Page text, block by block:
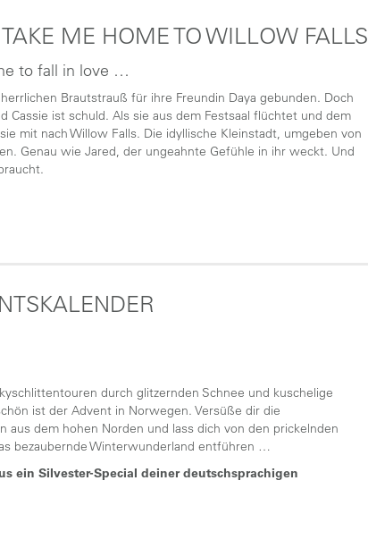
ME HOME TO WILLOW FALLS
to fall in love …
Brautstrauß für ihre Freundin Daya gebunden. Doch
Cassie ist schuld. Als sie aus dem Festsaal flüchtet und dem
mit nach Willow Falls. Die idyllische Kleinstadt, umgeben von
Genau wie Jared, der ungeahnte Gefühle in ihr weckt. Und
durch glitzernden Schnee und kuschelige
ist der Advent in Norwegen. Versüße dir die
dem hohen Norden und lass dich von den prickelnden
bezaubernde Winterwunderland entführen …
ein Silvester-Special deiner deutschsprachigen